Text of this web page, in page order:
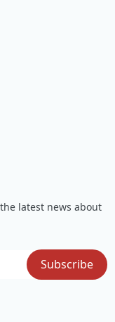
latest news about